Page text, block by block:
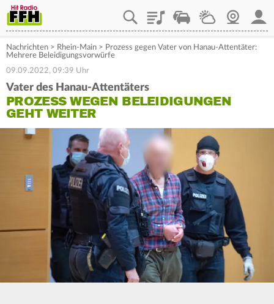
PlaylistStaupilotWetterWebcam
Nachrichten > Rhein-Main > Prozess gegen Vater von Hanau-Attentäter:
Mehrere Beleidigungsvorwürfe
09.09.2022, 09:39 Uhr
Vater des Hanau-Attentäters
PROZESS WEGEN BELEIDIGUNGEN
GEHT WEITER